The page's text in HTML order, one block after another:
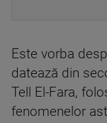
Este vorba
datează din
Tell El-Fara,
fenomenelor